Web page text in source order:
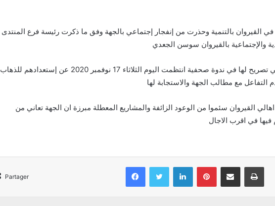
في القيروان بالتنمية وحذرت من إنفجار إجتماعي بالجهة وفق ما ذكرت رئيسة فرع المنتدى
والإجتماعية بالقيروان سوسن الجعدي
وعبرت سوسن الجعدي في تصريح لها في ندوة صحفية انتظمت اليوم الثلاثاء 17 نوفمبر 2020 عن إستعدادهم للذهاب
مع مطالب الجهة والاستجابة لها
القيروان سئموا من الوعود الزائفة والمشاريع المعطلة مبرزة ان الجهة تعاني من
في اقرب الاجال
Partager
Facebook Twitter Linkedin Pinterest Partager par email Imprimer